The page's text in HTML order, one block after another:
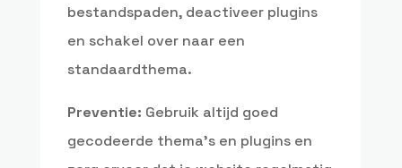
bestandspaden, deactiveer plugins
en schakel over naar een
standaardthema.
Preventie: Gebruik altijd goed
gecodeerde thema’s en plugins en